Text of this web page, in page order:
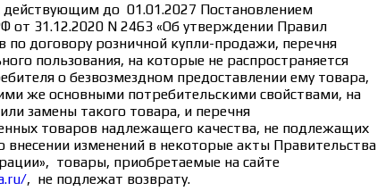
действующим до 01.01.2027 Постановлением
от 31.12.2020 N 2463 «Об утверждении Правил
по договору розничной купли-продажи, перечня
пользования, на которые не распространяется
о безвозмездном предоставлении ему товара,
же основными потребительскими свойствами, на
замены такого товара, и перечня
товаров надлежащего качества, не подлежащих
внесении изменений в некоторые акты Правительства
товары, приобретаемые на сайте
, не подлежат возврату.